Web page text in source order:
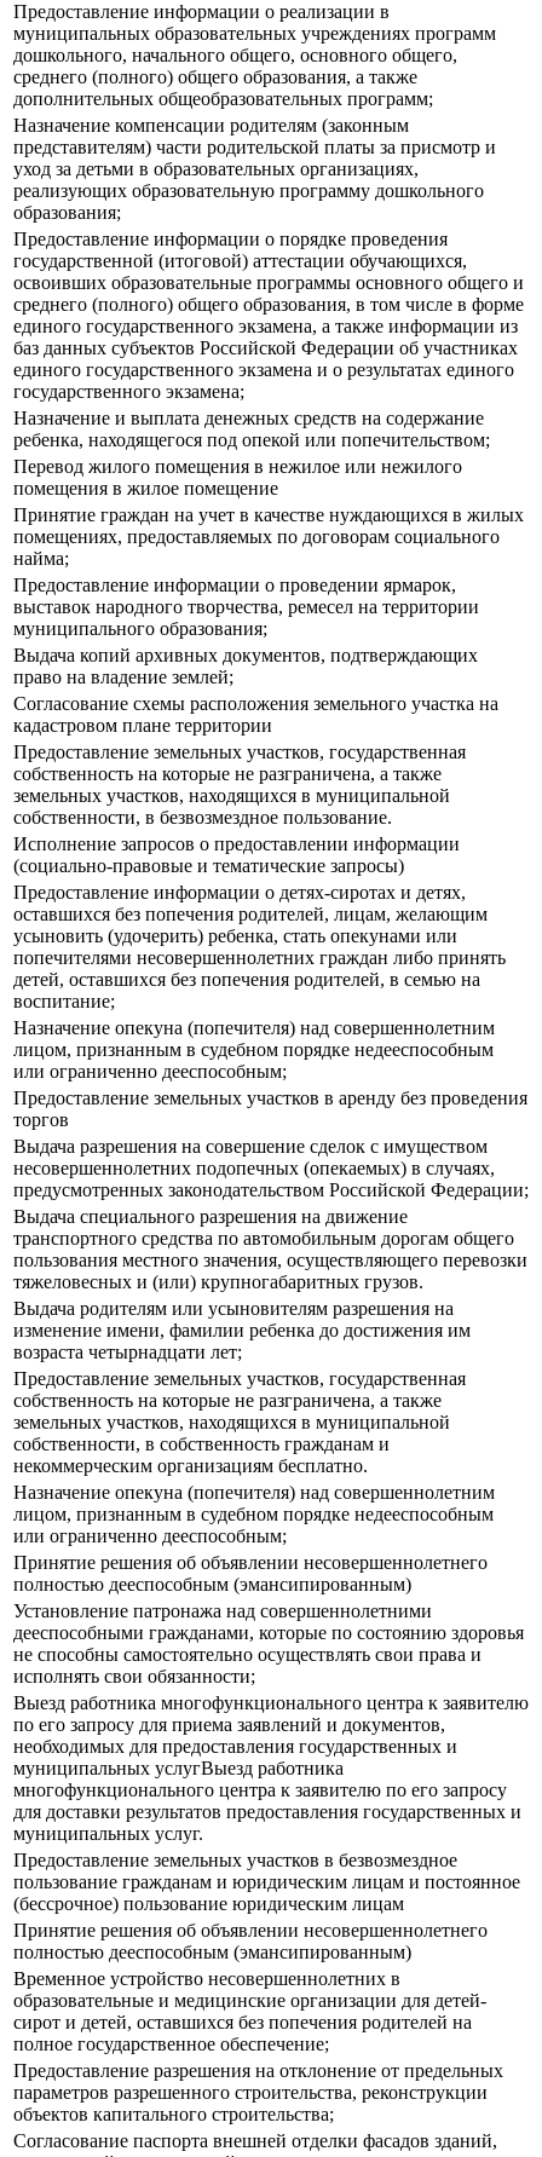
Предоставление информации о реализации в
муниципальных образовательных учреждениях программ
дошкольного, начального общего, основного общего,
среднего (полного) общего образования, а также
дополнительных общеобразовательных программ;
Назначение компенсации родителям (законным
представителям) части родительской платы за присмотр и
уход за детьми в образовательных организациях,
реализующих образовательную программу дошкольного
образования;
Предоставление информации о порядке проведения
государственной (итоговой) аттестации обучающихся,
освоивших образовательные программы основного общего и
среднего (полного) общего образования, в том числе в форме
единого государственного экзамена, а также информации из
баз данных субъектов Российской Федерации об участниках
единого государственного экзамена и о результатах единого
государственного экзамена;
Назначение и выплата денежных средств на содержание
ребенка, находящегося под опекой или попечительством;
Перевод жилого помещения в нежилое или нежилого
помещения в жилое помещение
Принятие граждан на учет в качестве нуждающихся в жилых
помещениях, предоставляемых по договорам социального
найма;
Предоставление информации о проведении ярмарок,
выставок народного творчества, ремесел на территории
муниципального образования;
Выдача копий архивных документов, подтверждающих
право на владение землей;
Согласование схемы расположения земельного участка на
кадастровом плане территории
Предоставление земельных участков, государственная
собственность на которые не разграничена, а также
земельных участков, находящихся в муниципальной
собственности, в безвозмездное пользование.
Исполнение запросов о предоставлении информации
(социально-правовые и тематические запросы)
Предоставление информации о детях-сиротах и детях,
оставшихся без попечения родителей, лицам, желающим
усыновить (удочерить) ребенка, стать опекунами или
попечителями несовершеннолетних граждан либо принять
детей, оставшихся без попечения родителей, в семью на
воспитание;
Назначение опекуна (попечителя) над совершеннолетним
лицом, признанным в судебном порядке недееспособным
или ограниченно дееспособным;
Предоставление земельных участков в аренду без проведения
торгов
Выдача разрешения на совершение сделок с имуществом
несовершеннолетних подопечных (опекаемых) в случаях,
предусмотренных законодательством Российской Федерации;
Выдача специального разрешения на движение
транспортного средства по автомобильным дорогам общего
пользования местного значения, осуществляющего перевозки
тяжеловесных и (или) крупногабаритных грузов.
Выдача родителям или усыновителям разрешения на
изменение имени, фамилии ребенка до достижения им
возраста четырнадцати лет;
Предоставление земельных участков, государственная
собственность на которые не разграничена, а также
земельных участков, находящихся в муниципальной
собственности, в собственность гражданам и
некоммерческим организациям бесплатно.
Назначение опекуна (попечителя) над совершеннолетним
лицом, признанным в судебном порядке недееспособным
или ограниченно дееспособным;
Принятие решения об объявлении несовершеннолетнего
полностью дееспособным (эмансипированным)
Установление патронажа над совершеннолетними
дееспособными гражданами, которые по состоянию здоровья
не способны самостоятельно осуществлять свои права и
исполнять свои обязанности;
Выезд работника многофункционального центра к заявителю
по его запросу для приема заявлений и документов,
необходимых для предоставления государственных и
муниципальных услугВыезд работника
многофункционального центра к заявителю по его запросу
для доставки результатов предоставления государственных и
муниципальных услуг.
Предоставление земельных участков в безвозмездное
пользование гражданам и юридическим лицам и постоянное
(бессрочное) пользование юридическим лицам
Принятие решения об объявлении несовершеннолетнего
полностью дееспособным (эмансипированным)
Временное устройство несовершеннолетних в
образовательные и медицинские организации для детей-
сирот и детей, оставшихся без попечения родителей на
полное государственное обеспечение;
Предоставление разрешения на отклонение от предельных
параметров разрешенного строительства, реконструкции
объектов капитального строительства;
Согласование паспорта внешней отделки фасадов зданий,